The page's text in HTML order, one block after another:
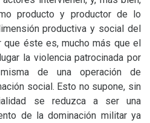
producto y productor de lo
productiva y social del
éste es, mucho más que el
la violencia patrocinada por
de una operación de
social. Esto no supone, sin
se reduzca a ser una
de la dominación militar ya